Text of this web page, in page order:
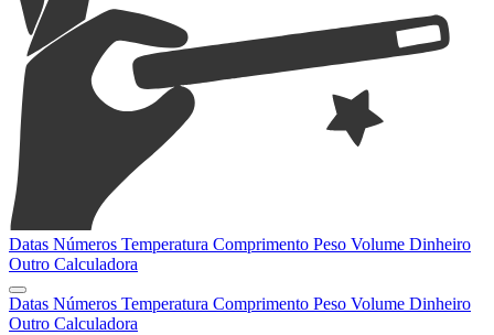
Datas Números Temperatura Comprimento Peso Volume Dinheiro
Outro Calculadora
Datas Números Temperatura Comprimento Peso Volume Dinheiro
Outro Calculadora